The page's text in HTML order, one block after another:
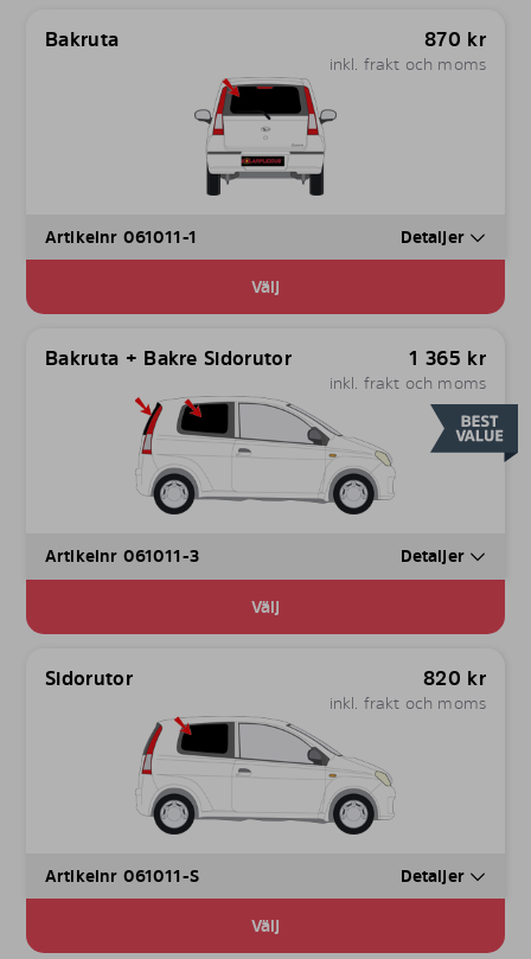
Bakruta 870 kr
inkl. frakt och moms
Artikelnr 061011-1 Detaljer
Välj
Bakruta + Bakre Sidorutor 1 365 kr
inkl. frakt och moms
Artikelnr 061011-3 Detaljer
Välj
Sidorutor 820 kr
inkl. frakt och moms
Artikelnr 061011-S Detaljer
Välj